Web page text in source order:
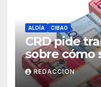
ALDÍA CIBAO
CRD pide
sobre cómo
dinero del
Salud
REDACCION